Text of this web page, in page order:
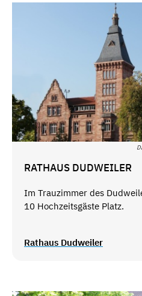
RATHAUS DUDWEILER
Im Trauzimmer des
10 Hochzeitsgäste Platz.
Rathaus Dudweiler